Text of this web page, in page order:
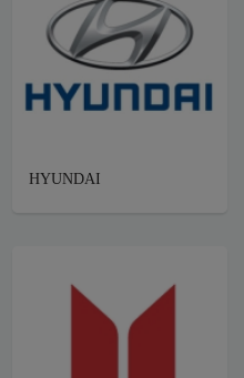
HYUNDAI